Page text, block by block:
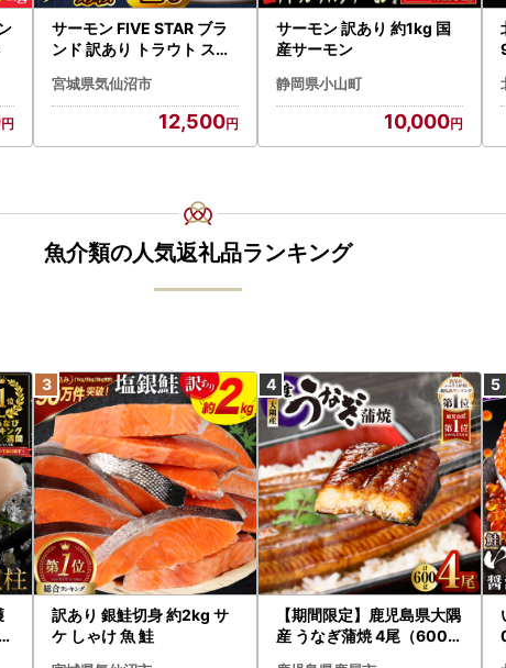
サーモン FIVE STAR ブラ
ンド 訳あり トラウト スラ
宮城県気仙沼市
12,500
サーモン 訳あり 約1kg 国
産サーモン
静岡県小山町
10,000
魚介類の人気返礼品ランキング
訳あり 銀鮭切身 約2kg サ
ケ しゃけ 魚 鮭
【期間限定】鹿児島県大隅
産 うなぎ蒲焼 4尾（600g